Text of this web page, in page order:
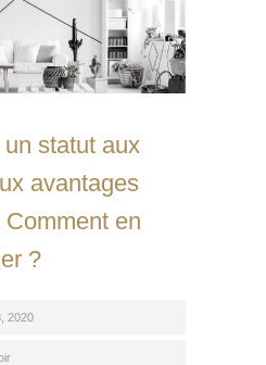
statut aux
avantages
en
?
2020